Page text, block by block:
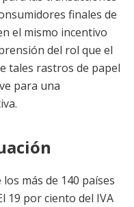
finales de
el mismo incentivo
del rol que el
tales rastros de papel
para una
más de 140 países
19 por ciento del IVA